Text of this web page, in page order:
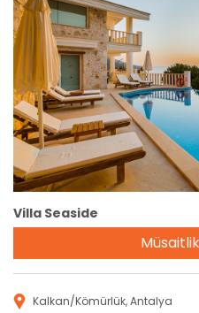
Villa Seaside
Kalkan/Kömürlük, Antalya